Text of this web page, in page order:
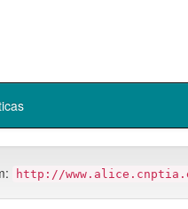
http://